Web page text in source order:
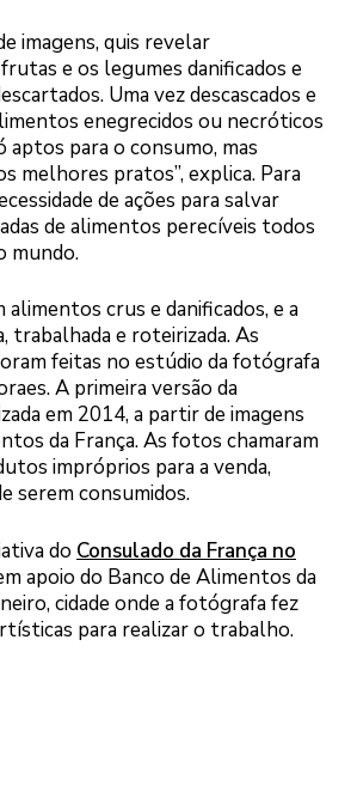
imagens, quis revelar
e os legumes danificados e
Uma vez descascados e
enegrecidos ou necróticos
aptos para o consumo, mas
melhores pratos”, explica. Para
de ações para salvar
de alimentos perecíveis todos
mundo.
crus e danificados, e a
trabalhada e roteirizada. As
feitas no estúdio da fotógrafa
A primeira versão da
em 2014, a partir de imagens
da França. As fotos chamaram
impróprios para a venda,
serem consumidos.
do Consulado da França no
apoio do Banco de Alimentos da
cidade onde a fotógrafa fez
para realizar o trabalho.